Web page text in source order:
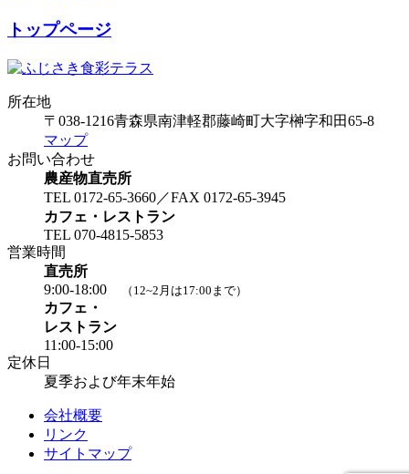
トップページ
所在地
〒038-1216青森県南津軽郡藤崎町大字榊字和田65-8
マップ
お問い合わせ
農産物直売所
TEL 0172-65-3660／FAX 0172-65-3945
カフェ・レストラン
TEL 070-4815-5853
営業時間
直売所
9:00-18:00
（12~2月は17:00まで）
カフェ・
レストラン
11:00-15:00
定休日
夏季および年末年始
会社概要
リンク
サイトマップ